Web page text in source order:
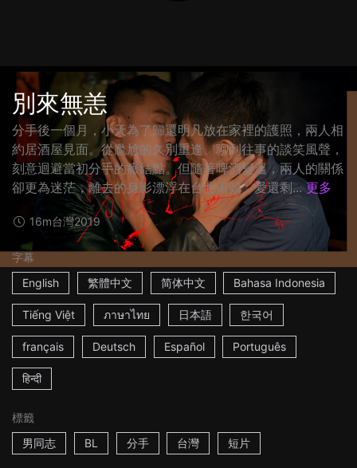
別來無恙
分手後一個月，小天為了歸還明凡放在家裡的護照，兩人相
約居酒屋見面。從尷尬的久別重逢、聊到往事的談笑風聲，
刻意迴避當初分手的癥結點。但隨著啤酒變溫，兩人的關係
卻更為迷茫，離去的身影漂浮在台北街頭，愛還剩... 更多
16m台灣2019
字幕
English
繁體中文 简体中文 Bahasa Indonesia
Tiếng Việt ภาษาไทย 日本語 한국어
français Deutsch Español Português
हिन्दी
標籤
男同志
BL 分手 台灣 短片